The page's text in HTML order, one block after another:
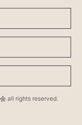
all rights reserved.